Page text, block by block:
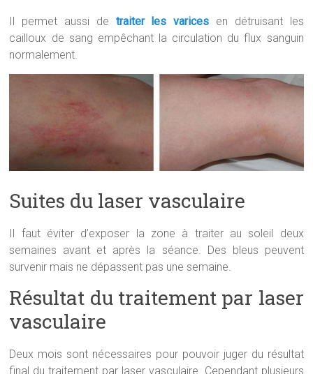
Il permet aussi de traiter les varices en détruisant les
cailloux de sang empêchant la circulation du flux sanguin
normalement.
Suites du laser vasculaire
Il faut éviter d’exposer la zone à traiter au soleil deux
semaines avant et après la séance. Des bleus peuvent
survenir mais ne dépassent pas une semaine.
Résultat du traitement par laser
vasculaire
Deux mois sont nécessaires pour pouvoir juger du résultat
final du traitement par laser vasculaire. Cependant plusieurs